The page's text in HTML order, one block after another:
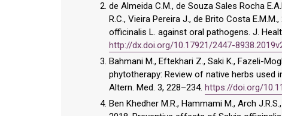
de Almeida C.M., de Souza Sales Rocha
R.C., Vieira Pereira J., de Brito Costa
officinalis L. against oral pathogens. J.
http://dx.doi.org/10.17921/2447-
Bahmani M., Eftekhari Z., Saki K., Fazeli-
phytotherapy: Review of native herbs used
Altern. Med. 3, 228–234. https://doi.org/
Ben Khedher M.R., Hammami M., Arch